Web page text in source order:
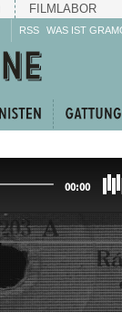
FILMLABOR
RSS WAS IST
00:00